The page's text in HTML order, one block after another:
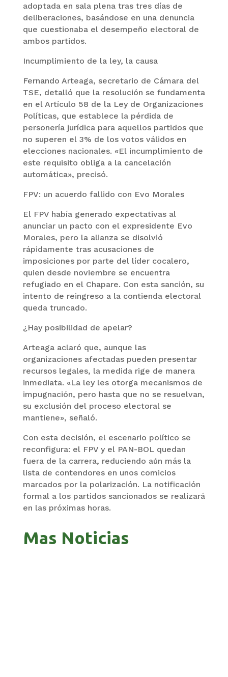
adoptada en sala plena tras tres días de
deliberaciones, basándose en una denuncia
que cuestionaba el desempeño electoral de
ambos partidos.
Incumplimiento de la ley, la causa
Fernando Arteaga, secretario de Cámara del
TSE, detalló que la resolución se fundamenta
en el Artículo 58 de la Ley de Organizaciones
Políticas, que establece la pérdida de
personería jurídica para aquellos partidos que
no superen el 3% de los votos válidos en
elecciones nacionales. «El incumplimiento de
este requisito obliga a la cancelación
automática», precisó.
FPV: un acuerdo fallido con Evo Morales
El FPV había generado expectativas al
anunciar un pacto con el expresidente Evo
Morales, pero la alianza se disolvió
rápidamente tras acusaciones de
imposiciones por parte del líder cocalero,
quien desde noviembre se encuentra
refugiado en el Chapare. Con esta sanción, su
intento de reingreso a la contienda electoral
queda truncado.
¿Hay posibilidad de apelar?
Arteaga aclaró que, aunque las
organizaciones afectadas pueden presentar
recursos legales, la medida rige de manera
inmediata. «La ley les otorga mecanismos de
impugnación, pero hasta que no se resuelvan,
su exclusión del proceso electoral se
mantiene», señaló.
Con esta decisión, el escenario político se
reconfigura: el FPV y el PAN-BOL quedan
fuera de la carrera, reduciendo aún más la
lista de contendores en unos comicios
marcados por la polarización. La notificación
formal a los partidos sancionados se realizará
en las próximas horas.
Mas Noticias